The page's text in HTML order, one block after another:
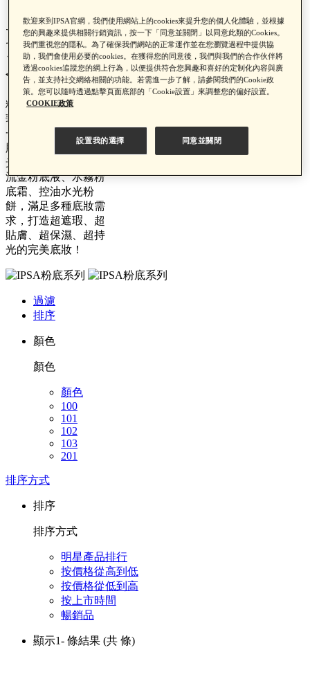
IPSA粉底
系列
粉底系列添加保濕精
華讓保養彩妝二合
一， 質地細緻水潤不
脫妝，專為追求自然
光澤肌膚的人設計！
流金粉底液、水霧粉
底霜、控油水光粉
餅，滿足多種底妝需
求，打造超遮瑕、超
貼膚、超保濕、超持
光的完美底妝！
過濾
排序
顏色
顏色
顏色
100
101
102
103
201
排序方式
排序
排序方式
明星產品排行
按價格從高到低
按價格從低到高
按上市時間
暢銷品
顯示1- 條結果 (共 條)
歡迎來到IPSA官網，我們使用網站上的cookies來提升您的個人化體驗，並根據
您的興趣來提供相關行銷資訊，按一下「同意並關閉」以同意此類的Cookies。
我們重視您的隱私。為了確保我們網站的正常運作並在您瀏覽過程中提供協
助，我們會使用必要的cookies。在獲得您的同意後，我們與我們的合作伙伴將
透過cookies追蹤您的網上行為，以便提供符合您興趣和喜好的定制化內容與廣
告，並支持社交網絡相關的功能。若需進一步了解，請參閱我們的Cookie政
策。您可以隨時透過點擊頁面底部的「Cookie設置」來調整您的偏好設置。
COOKIE政策
設置我的選擇 同意並關閉